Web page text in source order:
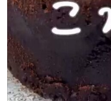
ベルガモット、
数